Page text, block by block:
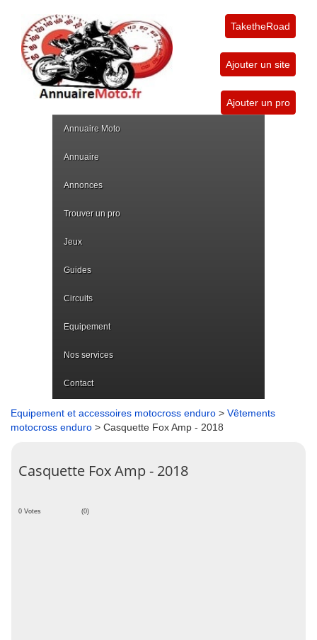
TaketheRoad
Ajouter un site
Ajouter un pro
Annuaire Moto
Annuaire
Annonces
Trouver un pro
Jeux
Guides
Circuits
Equipement
Nos services
Contact
Equipement et accessoires motocross enduro > Vêtements
motocross enduro > Casquette Fox Amp - 2018
Casquette Fox Amp - 2018
0 Votes (0)